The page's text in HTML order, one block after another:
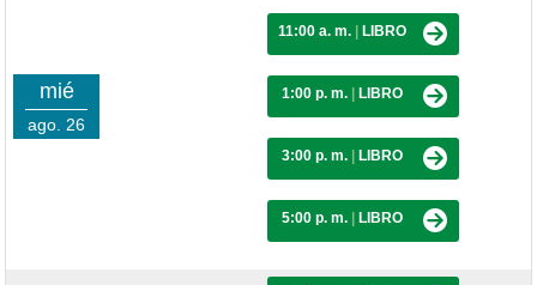
mié
ago. 26
11:00 a. m. LIBRO
1:00 p. m. LIBRO
3:00 p. m. LIBRO
5:00 p. m. LIBRO